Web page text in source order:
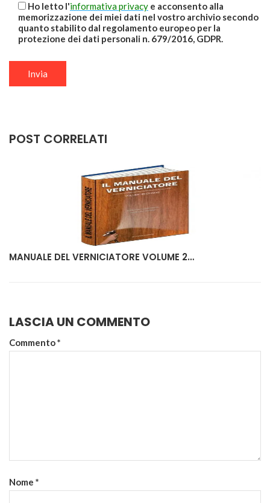
Ho letto l'informativa privacy e acconsento alla
memorizzazione dei miei dati nel vostro archivio secondo
quanto stabilito dal regolamento europeo per la
protezione dei dati personali n. 679/2016, GDPR.
POST CORRELATI
MANUALE DEL VERNICIATORE VOLUME 2…
LASCIA UN COMMENTO
Commento*
Nome *